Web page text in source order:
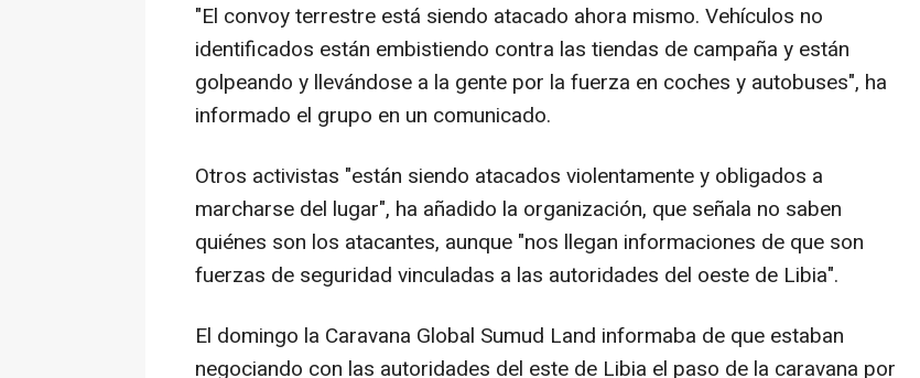
"El convoy terrestre está siendo atacado ahora mismo. Vehículos no
identificados están embistiendo contra las tiendas de campaña y están
golpeando y llevándose a la gente por la fuerza en coches y autobuses", ha
informado el grupo en un comunicado.
Otros activistas "están siendo atacados violentamente y obligados a
marcharse del lugar", ha añadido la organización, que señala no saben
quiénes son los atacantes, aunque "nos llegan informaciones de que son
fuerzas de seguridad vinculadas a las autoridades del oeste de Libia".
El domingo la Caravana Global Sumud Land informaba de que estaban
negociando con las autoridades del este de Libia el paso de la caravana por